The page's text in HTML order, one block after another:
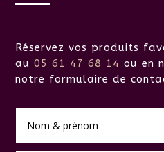
Réservez vos produits
au05 61 47 68 14 ou en
notre formulaire de